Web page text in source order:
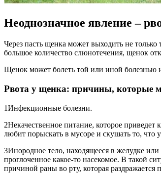
Неоднозначное явление –
Через пасть щенка может выходить не
большое количество слюнотечения, щенок
Щенок может болеть той или иной болезнью и
Рвота у щенка: причины, которые
1Инфекционные болезни.
2Некачественное питание, которое
любит порыскать в мусоре и скушать то, что
3Инородное тело, находящееся в желудке
проглоченное какое-то насекомое. В такой
причиной раны во рту, которая